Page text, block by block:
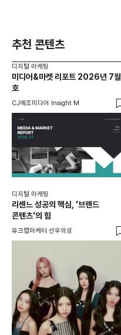
추천 콘텐츠
디지털 마케팅
미디어&마켓 리포트 2026년 7월
호
CJ메조미디어 Insight M
디지털 마케팅
리센느 성공의 핵심, '브랜드
콘텐츠'의 힘
유크랩마케터 선우의성